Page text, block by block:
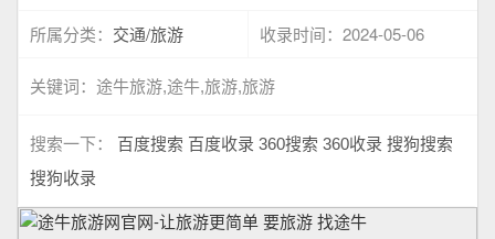
所属分类： 交通/旅游 收录时间： 2024-05-06
关键词： 途牛旅游,途牛,旅游,旅游
搜索一下： 百度搜索 百度收录 360搜索 360收录 搜狗搜索
搜狗收录